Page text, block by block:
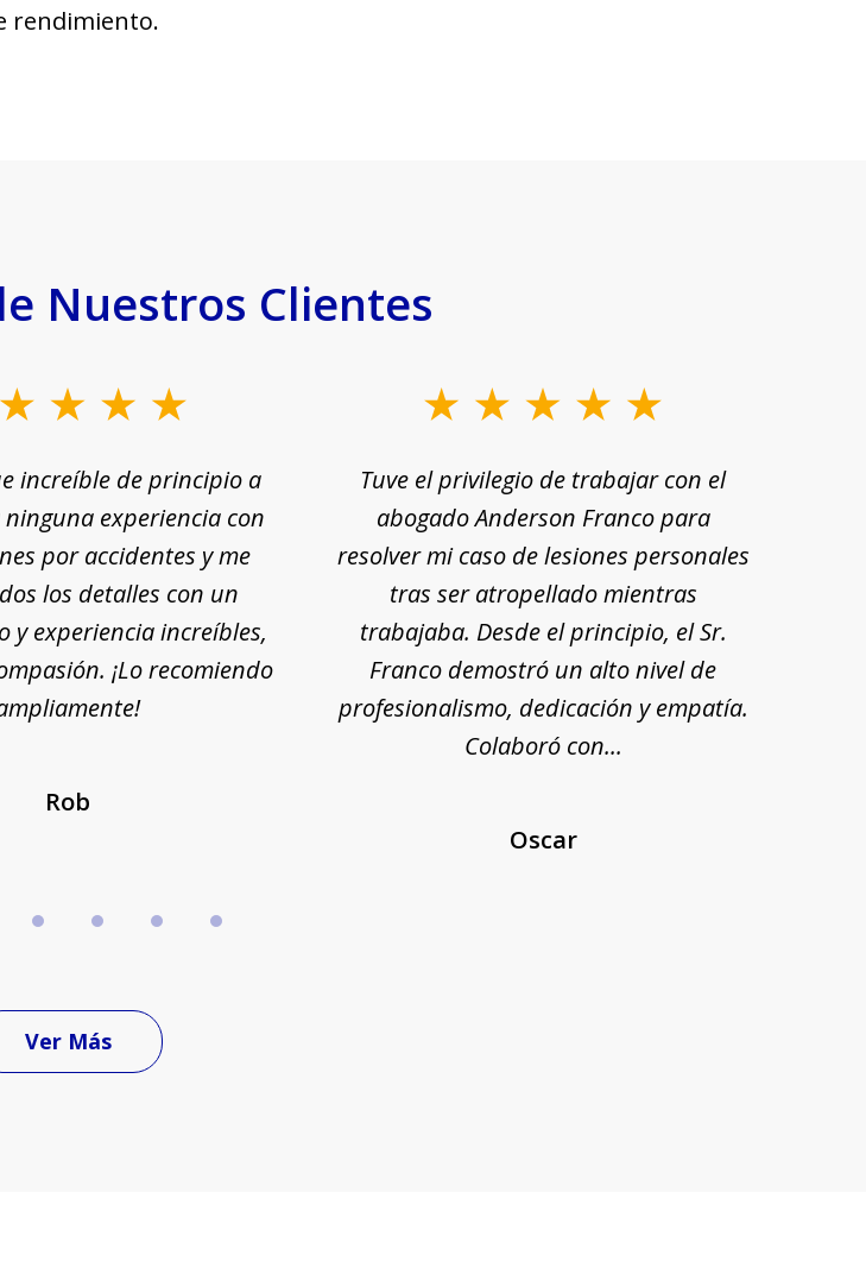
rendimiento.
Nuestros Clientes
increíble de principio a
experiencia con
por accidentes y me
los detalles con un
y experiencia increíbles,
¡Lo recomiendo
Rob
Tuve el privilegio de trabajar con el
abogado Anderson Franco para
resolver mi caso de lesiones personales
tras ser atropellado mientras
trabajaba. Desde el principio, el Sr.
Franco demostró un alto nivel de
profesionalismo, dedicación y empatía.
Colaboró con...
Oscar
Ver Más